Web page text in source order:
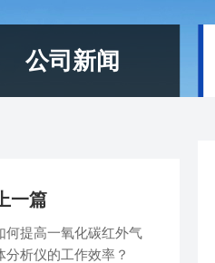
公司新闻
一篇
何提高一氧化碳红外气
分析仪的工作效率？